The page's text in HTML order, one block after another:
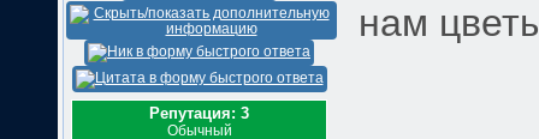
Репутация: 3
Обычный
нам